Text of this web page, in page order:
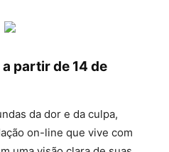
partir de 14 de
da dor e da culpa,
on-line que vive com